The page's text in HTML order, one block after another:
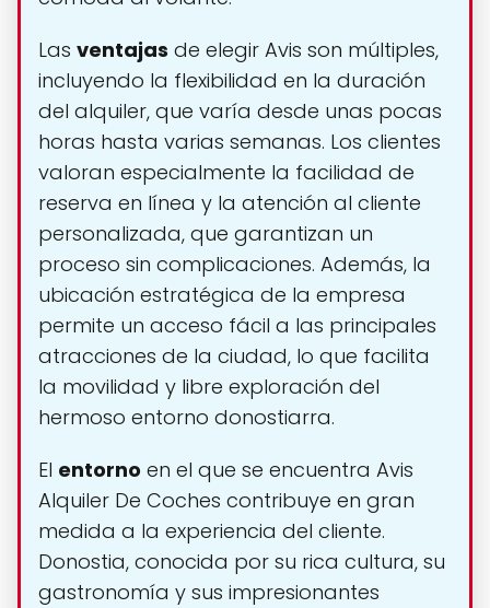
Las ventajas de elegir Avis son múltiples,
incluyendo la flexibilidad en la duración
del alquiler, que varía desde unas pocas
horas hasta varias semanas. Los clientes
valoran especialmente la facilidad de
reserva en línea y la atención al cliente
personalizada, que garantizan un
proceso sin complicaciones. Además, la
ubicación estratégica de la empresa
permite un acceso fácil a las principales
atracciones de la ciudad, lo que facilita
la movilidad y libre exploración del
hermoso entorno donostiarra.
El entorno en el que se encuentra Avis
Alquiler De Coches contribuye en gran
medida a la experiencia del cliente.
Donostia, conocida por su rica cultura, su
gastronomía y sus impresionantes